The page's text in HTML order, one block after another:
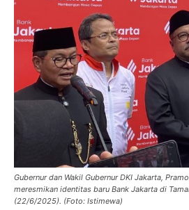
Gubernur dan Wakil Gubernur DKI Jakarta,
meresmikan identitas baru Bank Jakarta di
(22/6/2025). (Foto: Istimewa)